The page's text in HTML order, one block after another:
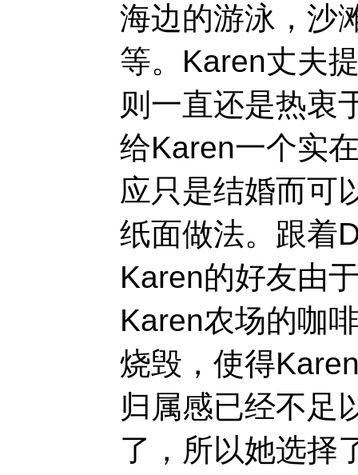
海边的游泳，沙
等。Karen丈夫
则一直还是热衷
给Karen一个实
应只是结婚而可
纸面做法。跟着
Karen的好友由
Karen农场的咖
烧毁，使得
归属感已经不足
了，所以她选择